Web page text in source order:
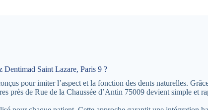
Dentimad Saint Lazare, Paris 9 ?
pour imiter l’aspect et la fonction des dents naturelles.
près de Rue de la Chaussée d’Antin 75009 devient simple et